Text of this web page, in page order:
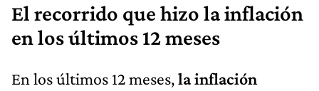
El recorrido que hizo la inflación
en los últimos 12 meses
En los últimos 12 meses,la inflación